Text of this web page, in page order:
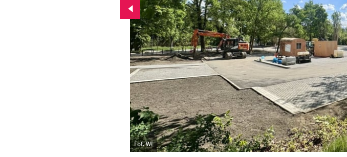
Fot. WI
Przejdź do poprzedniego zdjęcia.